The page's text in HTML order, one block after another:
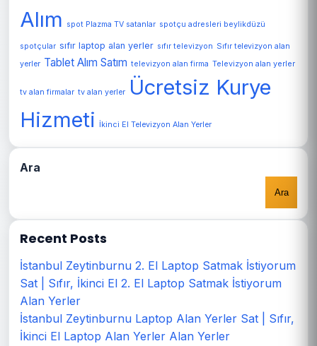
Alım
spot Plazma TV satanlar spotçu adresleri beylikdüzü
spotçular sıfır laptop alan yerler sıfır televizyon Sıfır televizyon alan
yerler Tablet Alım Satım televizyon alan firma Televizyon alan yerler
tv alan firmalar tv alan yerler
Ücretsiz Kurye
Hizmeti
İkinci El Televizyon Alan Yerler
Ara
Ara
Recent Posts
İstanbul Zeytinburnu 2. El Laptop Satmak İstiyorum
Sat | Sıfır, İkinci El 2. El Laptop Satmak İstiyorum
Alan Yerler
İstanbul Zeytinburnu Laptop Alan Yerler Sat | Sıfır,
İkinci El Laptop Alan Yerler Alan Yerler